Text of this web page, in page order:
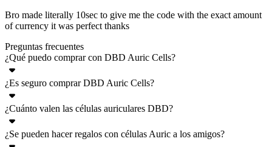
Bro made literally 10sec to give me the code with the exact amount
of currency it was perfect thanks
Preguntas frecuentes
¿Qué puedo comprar con DBD Auric Cells?
Las células auricas son la moneda premium que se usa para comprar
trajes para personajes, skins para armas, amuletos, artículos
exclusivos de la tienda, la ruta premium de Rift y personajes
originales y con licencia (supervivientes y asesinos).
¿Es seguro comprar DBD Auric Cells?
Sí, comprar Auric Cells en Eldorado.gg es seguro. Garantizamos
una experiencia de compra segura a través de nuestro sistema
¿Cuánto valen las células auriculares DBD?
La economía es un ser vivo, así que comprueba los precios
¿Se pueden hacer regalos con células Auric a los amigos?